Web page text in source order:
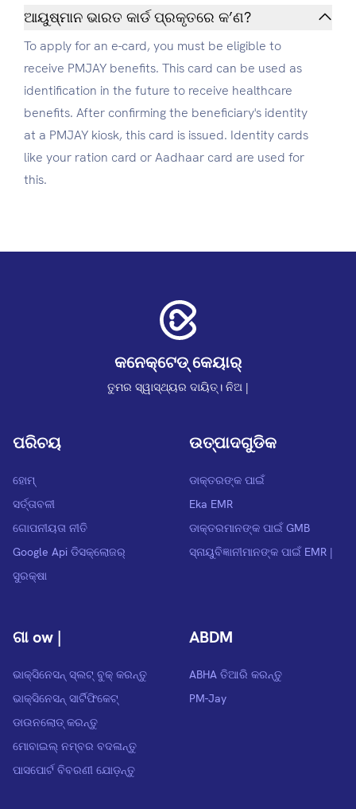
ଆୟୁଷ୍ମାନ ଭାରତ କାର୍ଡ ପ୍ରକୃତରେ କ’ଣ?
To apply for an e-card, you must be eligible to
receive PMJAY benefits. This card can be used as
identification in the future to receive healthcare
benefits. After confirming the beneficiary's identity
at a PMJAY kiosk, this card is issued. Identity cards
like your ration card or Aadhaar card are used for
this.
କନେକ୍ଟେଡ୍ କେୟାର୍
ତୁମର ସ୍ୱାସ୍ଥ୍ୟର ଦାୟିତ୍। ନିଅ |
ପରିଚୟ
ହୋମ୍
ସର୍ତ୍ତାବଳୀ
ଗୋପନୀୟତା ନୀତି
Google Api ଡିସକ୍ଲୋଜର୍
ସୁରକ୍ଷା
ଉତ୍ପାଦଗୁଡିକ
ଡାକ୍ତରଙ୍କ ପାଇଁ
Eka EMR
ଡାକ୍ତରମାନଙ୍କ ପାଇଁ GMB
ସ୍ନାୟୁବିଜ୍ଞାନୀମାନଙ୍କ ପାଇଁ EMR |
ଗା ow |
ଭାକ୍ସିନେସନ୍ ସ୍ଲଟ୍ ବୁକ୍ କରନ୍ତୁ
ଭାକ୍ସିନେସନ୍ ସାର୍ଟିଫିକେଟ୍
ଡାଉନଲୋଡ୍ କରନ୍ତୁ
ମୋବାଇଲ୍ ନମ୍ବର ବଦଳାନ୍ତୁ
ପାସପୋର୍ଟ ବିବରଣୀ ଯୋଡ଼ନ୍ତୁ
ABDM
ABHA ତିଆରି କରନ୍ତୁ
PM-Jay